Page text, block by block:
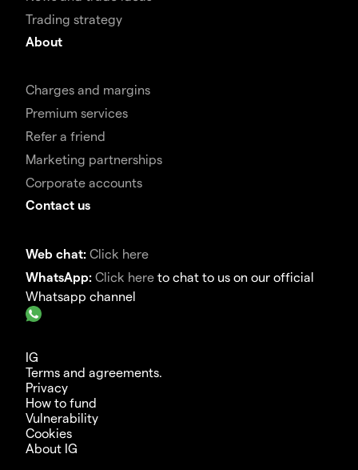
Trading strategy
About
Charges and margins
Premium services
Refer a friend
Marketing partnerships
Corporate accounts
Contact us
Web chat: Click here
WhatsApp: Click here to chat to us on our official
Whatsapp channel
IG
Terms and agreements.
Privacy
How to fund
Vulnerability
Cookies
About IG